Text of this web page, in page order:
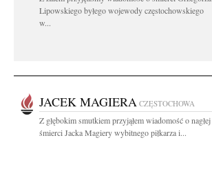
Lipowskiego byłego wojewody częstochowskiego
w...
JACEK MAGIERA CZĘSTOCHOWA
Z głębokim smutkiem przyjąłem wiadomość o nagłej
śmierci Jacka Magiery wybitnego piłkarza i...